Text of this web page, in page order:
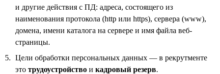
и другие действия с ПД: адреса, состоящего из
наименования протокола (http или https), сервера (www),
домена, имени каталога на сервере и имя файла веб-
страницы.
Цели обработки персональных данных — в рекрутменте
это трудоустройство и кадровый резерв.